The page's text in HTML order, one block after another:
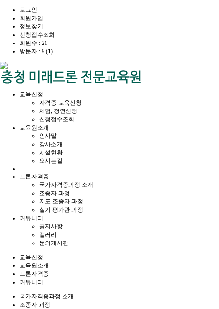
로그인
회원가입
정보찾기
신청접수조회
회원수 : 21
방문자 : 9 (1)
교육신청
자격증 교육신청
체험, 경연신청
신청접수조회
교육원소개
인사말
강사소개
시설현황
오시는길
드론자격증
국가자격증과정 소개
조종자 과정
지도 조종자 과정
실기 평가관 과정
커뮤니티
공지사항
갤러리
문의게시판
교육신청
교육원소개
드론자격증
커뮤니티
국가자격증과정 소개
조종자 과정